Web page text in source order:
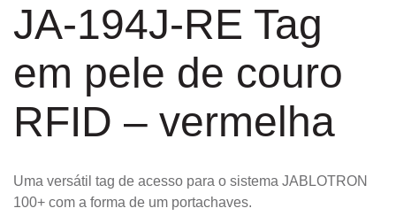
JA-194J-RE Tag
em pele de couro
RFID – vermelha
Uma versátil tag de acesso para o sistema JABLOTRON
100+ com a forma de um portachaves.